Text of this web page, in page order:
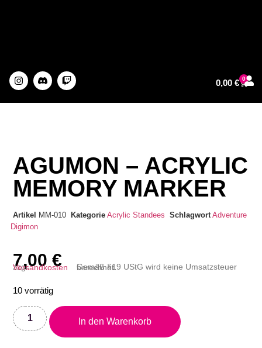
0,00 € 0
AGUMON – ACRYLIC
MEMORY MARKER
Artikel MM-010 Kategorie Acrylic Standees Schlagwort Adventure
Digimon
7,00€
zzgl.
Versandkosten Gemäß §19 UStG wird keine Umsatzsteuer berechnet.
10 vorrätig
In den Warenkorb